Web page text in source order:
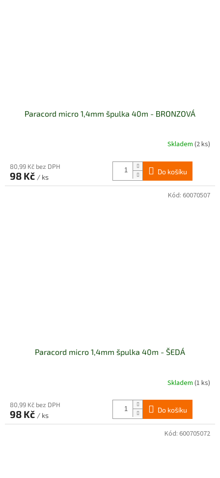
Paracord micro 1,4mm špulka 40m - BRONZOVÁ
Skladem (2 ks)
80,99 Kč bez DPH
98 Kč / ks
Do košíku
Paracord micro 1,4mm špulka 40m - ŠEDÁ
produktu
je
5,0
Skladem(1 ks)
80,99 Kč bez DPH
98 Kč / ks
Do košíku
Kód: 60070507
Kód: 600705072